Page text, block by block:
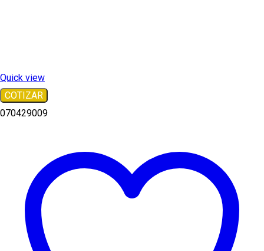
Quick view
COTIZAR
070429009